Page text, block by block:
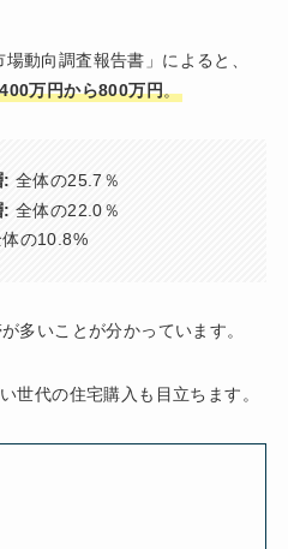
動向調査報告書」によると、
万円から800万円。
: 全体の25.7％
: 全体の22.0％
体の10.8%
多いことが分かっています。
世代の住宅購入も目立ちます。